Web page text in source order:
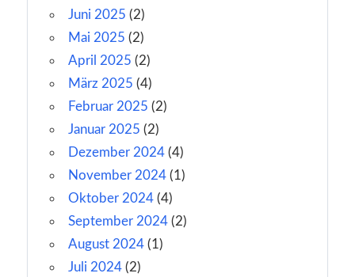
Juni 2025 (2)
Mai 2025 (2)
April 2025 (2)
März 2025 (4)
Februar 2025 (2)
Januar 2025 (2)
Dezember 2024 (4)
November 2024 (1)
Oktober 2024 (4)
September 2024 (2)
August 2024 (1)
Juli 2024 (2)